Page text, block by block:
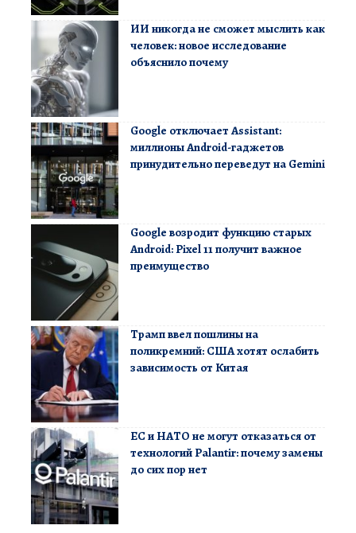
ИИ никогда не сможет мыслить как
человек: новое исследование
объяснило почему
Google отключает Assistant:
миллионы Android-гаджетов
принудительно переведут на Gemini
Google возродит функцию старых
Android: Pixel 11 получит важное
преимущество
Трамп ввел пошлины на
поликремний: США хотят ослабить
зависимость от Китая
ЕС и НАТО не могут отказаться от
технологий Palantir: почему замены
до сих пор нет